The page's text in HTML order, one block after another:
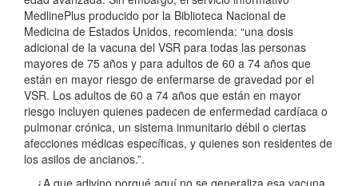
MedlinePlus producido por la Biblioteca Nacional de
Medicina de Estados Unidos, recomienda: “una dosis
adicional de la vacuna del VSR para todas las personas
mayores de 75 años y para adultos de 60 a 74 años que
están en mayor riesgo de enfermarse de gravedad por el
VSR. Los adultos de 60 a 74 años que están en mayor
riesgo incluyen quienes padecen de enfermedad cardíaca o
pulmonar crónica, un sistema inmunitario débil o ciertas
afecciones médicas específicas, y quienes son residentes de
los asilos de ancianos.”.
¿A que adivino porqué aquí no se generaliza esa vacuna,